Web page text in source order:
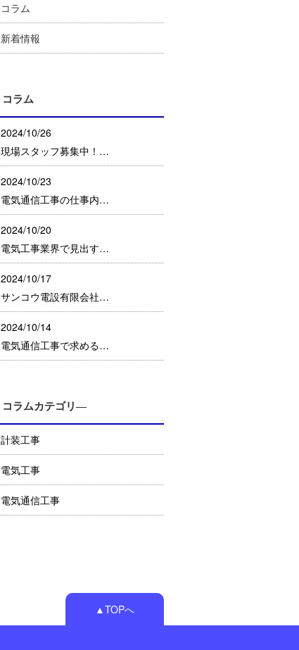
コラム
新着情報
コラム
2024/10/26
現場スタッフ募集中！…
2024/10/23
電気通信工事の仕事内…
2024/10/20
電気工事業界で見出す…
2024/10/17
サンコウ電設有限会社…
2024/10/14
電気通信工事で求める…
コラムカテゴリ―
計装工事
電気工事
電気通信工事
▲TOPへ